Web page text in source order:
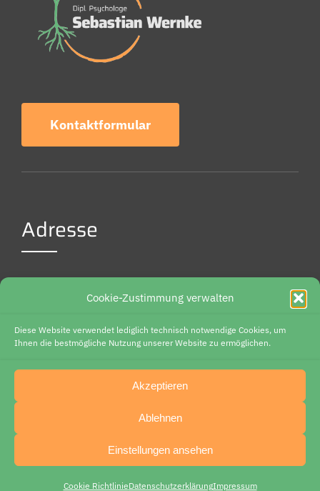
Cookie-Zustimmung verwalten
Diese Website verwendet lediglich technisch notwendige Cookies, um
Ihnen die bestmögliche Nutzung unserer Website zu ermöglichen.
Akzeptieren
Ablehnen
Einstellungen ansehen
Cookie RichtlinieDatenschutz­erklärungImpressum
Kontaktformular
Adresse
Weidenbreite 6
Deutschland
+49 (0) 15754225312
ed.eknrewnaitsabes@ofni
Datenschutz|Cookie Richtlinie (EU)